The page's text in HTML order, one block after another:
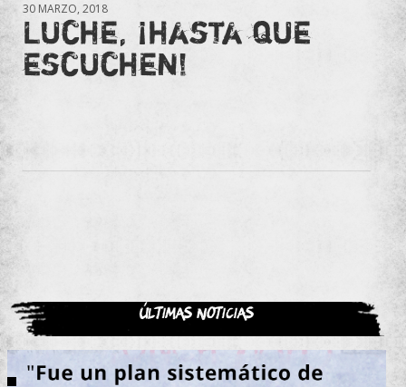
30 MARZO, 2018
Luche, ¡hasta que
escuchen!
Últimas noticias